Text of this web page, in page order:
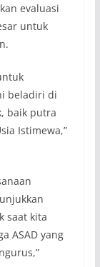
evaluasi
untuk
beladiri di
baik putra
Istimewa,”
saat kita
ASAD yang